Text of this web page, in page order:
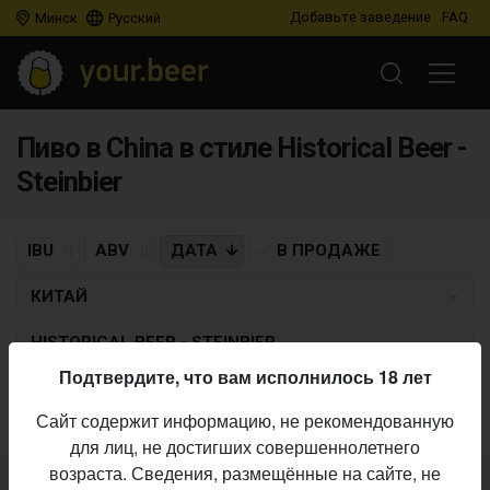
Минск Русский Добавьте заведение FAQ
Пиво в China в стиле Historical Beer -
Steinbier
IBU ABV ДАТА В ПРОДАЖЕ
КИТАЙ
HISTORICAL BEER - STEINBIER
Пиво по заданным критериям не найдено
Подтвердите, что вам исполнилось 18 лет
Сайт содержит информацию, не рекомендованную
для лиц, не достигших совершеннолетнего
возраста. Сведения, размещённые на сайте, не